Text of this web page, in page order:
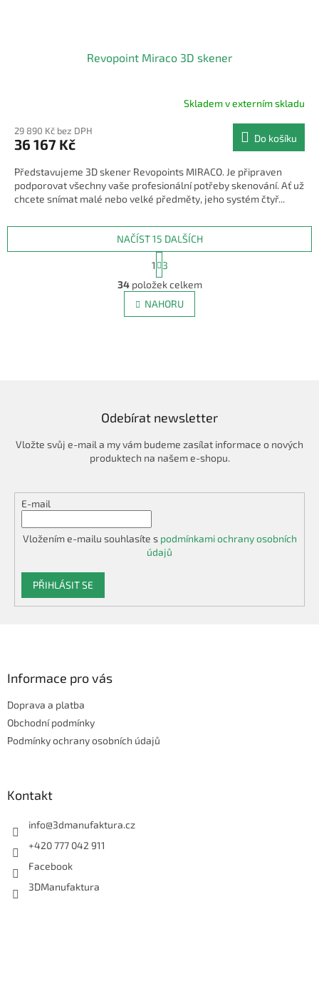
Revopoint Miraco 3D skener
Skladem v externím skladu
29 890 Kč bez DPH
36 167 Kč Do košíku
Představujeme 3D skener Revopoints MIRACO. Je připraven
podporovat všechny vaše profesionální potřeby skenování. Ať už
chcete snímat malé nebo velké předměty, jeho systém čtyř...
O
v
l
á
v
k
y
v
ý
i
NAČÍST 15 DALŠÍCH
t
r
á
n
k
1
3
34položek celkem
NAHORU
Odebírat newsletter
Vložte svůj e-mail a my vám budeme zasílat informace o nových
produktech na našem e-shopu.
E-mail
Vložením e-mailu souhlasíte s podmínkami ochrany osobních
údajů
PŘIHLÁSIT SE
Informace pro vás
Doprava a platba
Obchodní podmínky
Podmínky ochrany osobních údajů
Kontakt
info@3dmanufaktura.cz
+420 777 042 911
Facebook
3DManufaktura